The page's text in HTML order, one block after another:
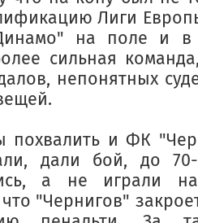
Лиги
на поле и в
сильная
непонятных
похвалить и ФК
дали бой, до
а не играли
"Чернигов"